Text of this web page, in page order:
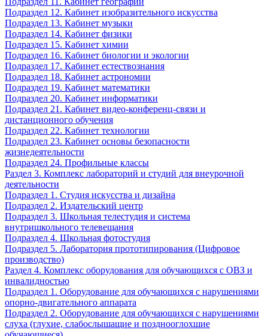
Подраздел 12. Кабинет изобразительного искусства
Подраздел 13. Кабинет музыки
Подраздел 14. Кабинет физики
Подраздел 15. Кабинет химии
Подраздел 16. Кабинет биологии и экологии
Подраздел 17. Кабинет естествознания
Подраздел 18. Кабинет астрономии
Подраздел 19. Кабинет математики
Подраздел 20. Кабинет информатики
Подраздел 21. Кабинет видео-конференц-связи и
дистанционного обучения
Подраздел 22. Кабинет технологии
Подраздел 23. Кабинет основы безопасности
жизнедеятельности
Подраздел 24. Профильные классы
Раздел 3. Комплекс лабораторий и студий для внеурочной
деятельности
Подраздел 1. Студия искусства и дизайна
Подраздел 2. Издательский центр
Подраздел 3. Школьная телестудия и система
внутришкольного телевещания
Подраздел 4. Школьная фотостудия
Подраздел 5. Лаборатория прототипирования (Цифровое
производство)
Раздел 4. Комплекс оборудования для обучающихся с ОВЗ и
инвалидностью
Подраздел 1. Оборудование для обучающихся с нарушениями
опорно-двигательного аппарата
Подраздел 2. Оборудование для обучающихся с нарушениями
слуха (глухие, слабослышащие и позднооглохшие